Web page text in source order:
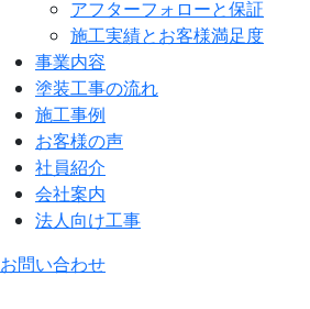
アフターフォローと保証
施工実績とお客様満足度
事業内容
塗装工事の流れ
施工事例
お客様の声
社員紹介
会社案内
法人向け工事
お問い合わせ